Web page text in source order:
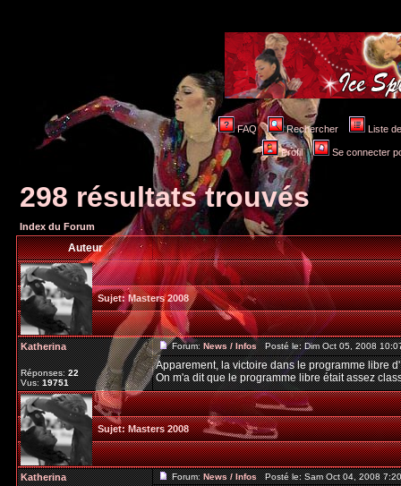
FAQ Rechercher Liste
Profil Se connecter
298 résultats trouvés
Index du Forum
Auteur
Sujet:Masters 2008
Katherina
Réponses:22
Vus:19751
Forum:News / InfosPosté le: Dim Oct 05, 2008
Apparement, la victoire dans le programme libre
On m'a dit que le programme libre était assez
Sujet:Masters 2008
Katherina Forum:News / InfosPosté le: Sam Oct 04, 2008